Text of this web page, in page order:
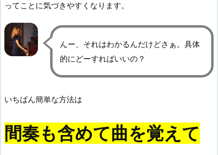
ってことに気づきやすくなります。
んー、それはわかるんだけどさぁ。具体
的にどーすればいいの？
いちばん簡単な方法は
間奏も含めて曲を覚えて